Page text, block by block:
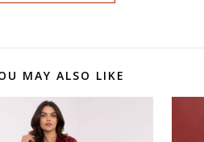
MAY ALSO LIKE